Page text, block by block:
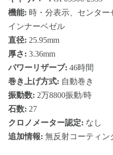
機能: 時・分表示、センター
インナーベゼル
直径: 25.95mm
厚さ: 3.36mm
パワーリザーブ: 46時間
巻き上げ方式: 自動巻き
振動数: 2万8800振動/時
石数: 27
クロノメーター認定: なし
追加情報: 無反射コーティン